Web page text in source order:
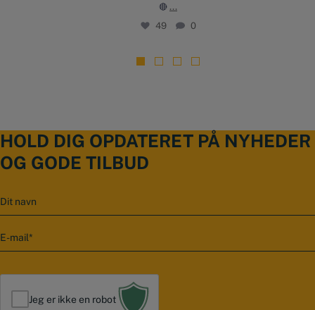
🔴 ...
49 0
HOLD DIG OPDATERET PÅ NYHEDER
OG GODE TILBUD
a
n
-
a
Jeg er ikke en robot